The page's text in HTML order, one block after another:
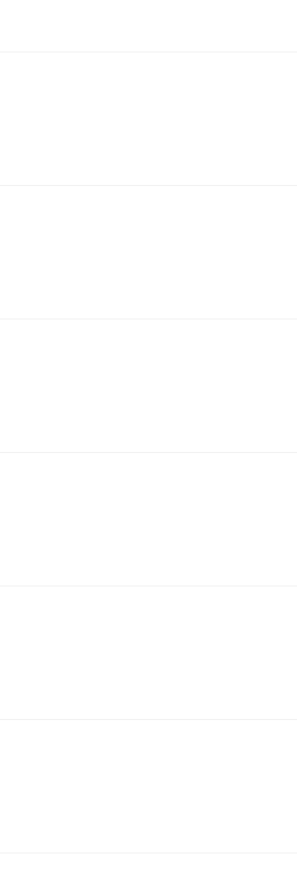
跳ね上げ式アームレスト 3Dヘッドレスト
ー付き コンパクト 幅52×奥行58.5×高さ